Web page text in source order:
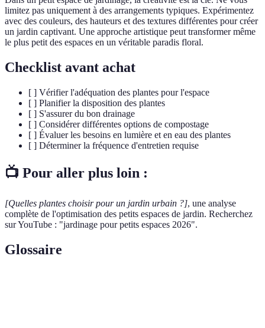
limitez pas uniquement à des arrangements typiques. Expérimentez
avec des couleurs, des hauteurs et des textures différentes pour créer
un jardin captivant. Une approche artistique peut transformer même
le plus petit des espaces en un véritable paradis floral.
Checklist avant achat
[ ] Vérifier l'adéquation des plantes pour l'espace
[ ] Planifier la disposition des plantes
[ ] S'assurer du bon drainage
[ ] Considérer différentes options de compostage
[ ] Évaluer les besoins en lumière et en eau des plantes
[ ] Déterminer la fréquence d'entretien requise
📺 Pour aller plus loin :
[Quelles plantes choisir pour un jardin urbain ?], une analyse
complète de l'optimisation des petits espaces de jardin. Recherchez
sur YouTube : "jardinage pour petits espaces 2026".
Glossaire